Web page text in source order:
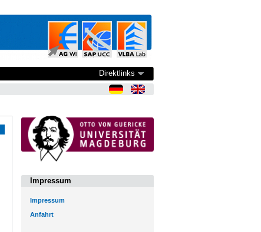
Direktlinks
Impressum
Impressum
Anfahrt